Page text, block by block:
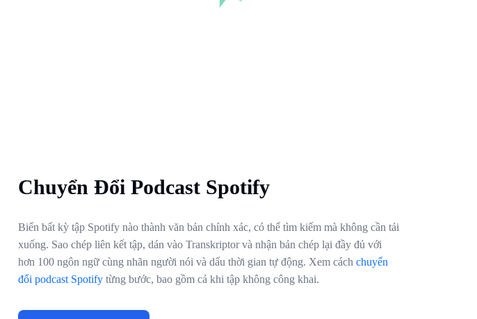
Chuyển Đổi Podcast Spotify
Biến bất kỳ tập Spotify nào thành văn bản chính xác, có thể tìm kiếm mà không cần tải
xuống. Sao chép liên kết tập, dán vào Transkriptor và nhận bản chép lại đầy đủ với
hơn 100 ngôn ngữ cùng nhãn người nói và dấu thời gian tự động. Xem cách chuyển
đổi podcast Spotify từng bước, bao gồm cả khi tập không công khai.